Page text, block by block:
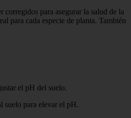
corregidos para asegurar la salud de la
para cada especie de planta. También
el pH del suelo.
suelo para elevar el pH.